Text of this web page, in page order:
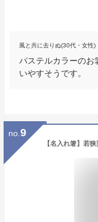
風と共に去りぬ(30代・女性)
パステルカラーのお
いやすそうです。
no. 9